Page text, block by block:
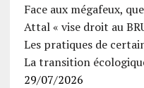
Face aux mégafeux,
Attal « vise droit au
Les pratiques de
La transition
29/07/2026